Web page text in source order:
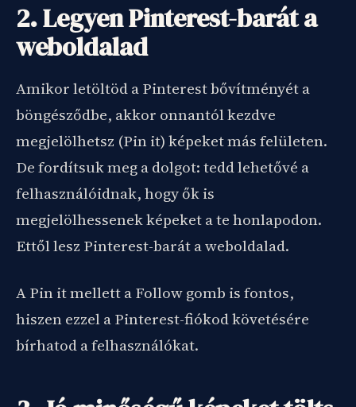
2. Legyen Pinterest-barát a
weboldalad
Amikor letöltöd a Pinterest bővítményét a
böngésződbe, akkor onnantól kezdve
megjelölhetsz (Pin it) képeket más felületen.
De fordítsuk meg a dolgot: tedd lehetővé a
felhasználóidnak, hogy ők is
megjelölhessenek képeket a te honlapodon.
Ettől lesz Pinterest-barát a weboldalad.
A Pin it mellett a Follow gomb is fontos,
hiszen ezzel a Pinterest-fiókod követésére
bírhatod a felhasználókat.